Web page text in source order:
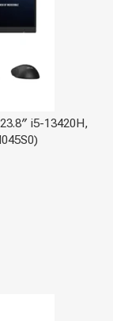
i5-13420H,